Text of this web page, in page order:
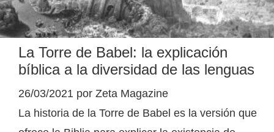
La Torre de Babel: la explicación
bíblica a la diversidad de las lenguas
26/03/2021 por Zeta Magazine
La historia de la Torre de Babel es la versión que